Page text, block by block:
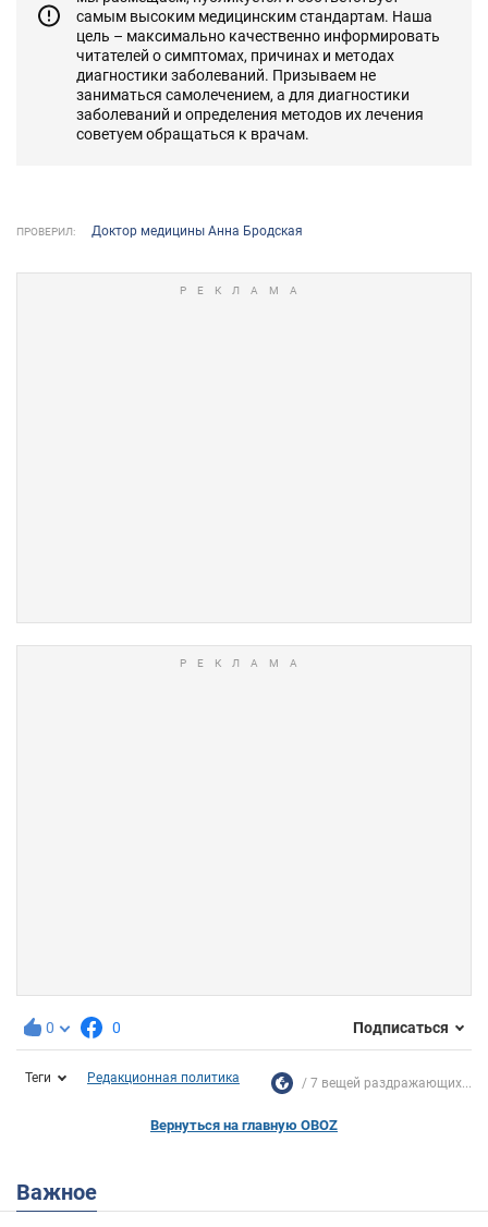
самым высоким медицинским стандартам. Наша
цель – максимально качественно информировать
читателей о симптомах, причинах и методах
диагностики заболеваний. Призываем не
заниматься самолечением, а для диагностики
заболеваний и определения методов их лечения
советуем обращаться к врачам.
ПРОВЕРИЛ: Доктор медицины Анна Бродская
0 0 Подписаться
Теги Редакционная политика 7 вещей раздражающих...
Вернуться на главную OBOZ
Важное